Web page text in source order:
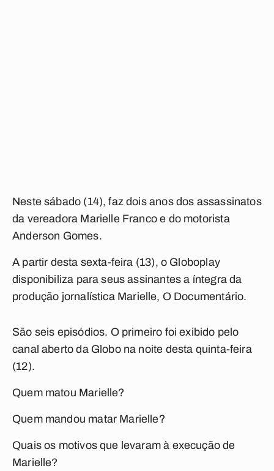
Neste sábado (14), faz dois anos dos assassinatos
da vereadora Marielle Franco e do motorista
Anderson Gomes.
A partir desta sexta-feira (13), o Globoplay
disponibiliza para seus assinantes a íntegra da
produção jornalística Marielle, O Documentário.
São seis episódios. O primeiro foi exibido pelo
canal aberto da Globo na noite desta quinta-feira
(12).
Quem matou Marielle?
Quem mandou matar Marielle?
Quais os motivos que levaram à execução de
Marielle?